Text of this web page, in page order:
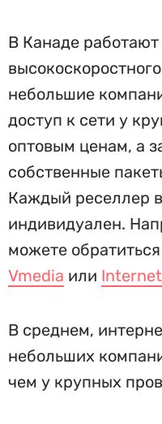
В Канаде
небольшие
доступ к сети у
оптовым ценам, а
собственные
Каждый реселлер
индивидуален.
можете
Vmedia или
В среднем,
небольших
чем у крупных